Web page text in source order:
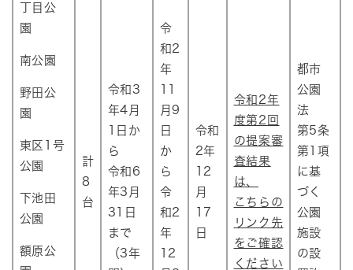
丁目公
園
南公園
野田公
園
東区1号
公園
下池田
公園
額原公
計
8
台
令和3
年4月
1日か
ら
令和6
年3月
31日
まで
（3年
令
和2
年
月9
日
か
ら
令
和2
年
12
令和
2年
12
月
17
日
令和2年
度第2回
の提案審
査結果
は、
こちらの
リンク先
をご確認
ください
都市
公園
法
第5条
第1項
に基
づく
公園
施設
の設